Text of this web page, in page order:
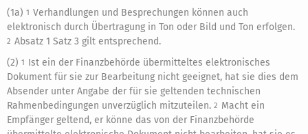
(1a) 1 Verhandlungen und Besprechungen können auch
elektronisch durch Übertragung in Ton oder Bild und Ton erfolgen.
2 Absatz 1 Satz 3 gilt entsprechend.
(2) 1 Ist ein der Finanzbehörde übermitteltes elektronisches
Dokument für sie zur Bearbeitung nicht geeignet, hat sie dies dem
Absender unter Angabe der für sie geltenden technischen
Rahmenbedingungen unverzüglich mitzuteilen. 2 Macht ein
Empfänger geltend, er könne das von der Finanzbehörde